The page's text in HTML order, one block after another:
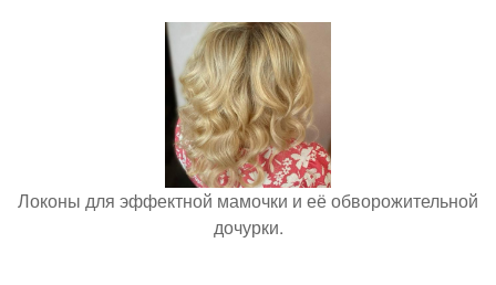
Локоны для эффектной мамочки и её обворожительной
дочурки.